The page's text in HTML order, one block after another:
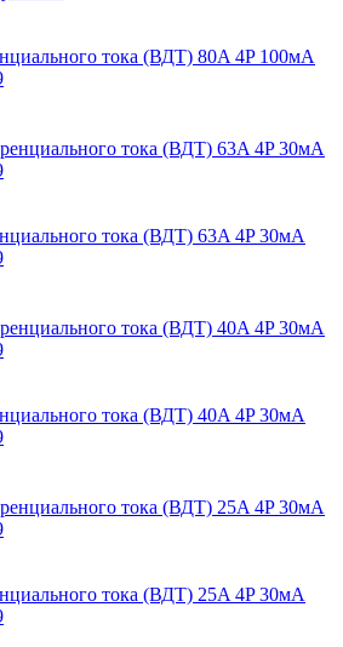
тока (ВДТ) 80A 4P 100мА
тока (ВДТ) 63A 4P 30мА
тока (ВДТ) 40A 4P 30мА
тока (ВДТ) 25A 4P 30мА